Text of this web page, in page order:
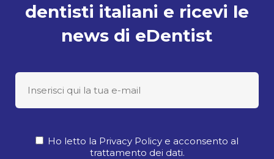
dentisti italiani e ricevi le
news di eDentist
Ho letto la Privacy Policy e acconsento al
trattamento dei dati.